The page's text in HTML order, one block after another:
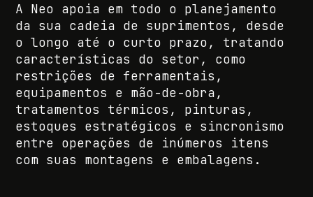
A Neo apoia em todo o planejamento
da sua cadeia de suprimentos, desde
o longo até o curto prazo, tratando
características do setor, como
restrições de ferramentais,
equipamentos e mão-de-obra,
tratamentos térmicos, pinturas,
estoques estratégicos e sincronismo
entre operações de inúmeros itens
com suas montagens e embalagens.